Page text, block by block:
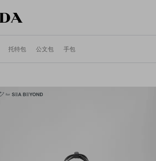
托特包 公文包 手包